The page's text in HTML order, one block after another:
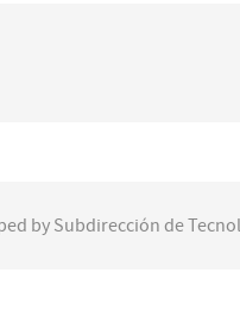
by Subdirección de